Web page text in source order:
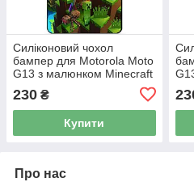
Силіконовий чохол
бампер для Motorola Moto
G13 з малюнком Minecraft
230 ₴
Купити
Про нас